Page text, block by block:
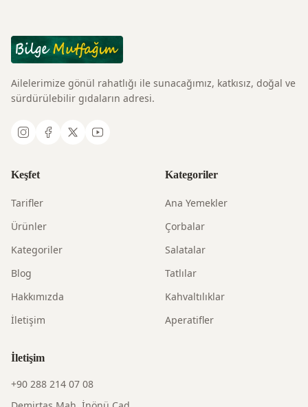
Ailelerimize gönül rahatlığı ile sunacağımız, katkısız, doğal ve
sürdürülebilir gıdaların adresi.
Keşfet
Tarifler
Ürünler
Kategoriler
Blog
Hakkımızda
İletişim
Kategoriler
Ana Yemekler
Çorbalar
Salatalar
Tatlılar
Kahvaltılıklar
Aperatifler
İletişim
+90 288 214 07 08